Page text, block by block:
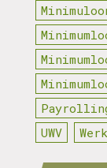
UWV